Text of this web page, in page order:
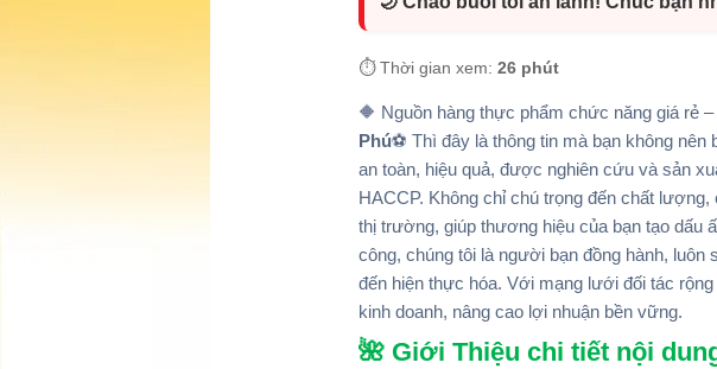
⏱️ Thời gian xem: 26 phút
🔶 Nguồn hàng thực phẩm chức năng giá rẻ
Phú⚽ Thì đây là thông tin mà bạn không
an toàn, hiệu quả, được nghiên cứu và sản
HACCP. Không chỉ chú trọng đến chất
thị trường, giúp thương hiệu của bạn tạo dấu
công, chúng tôi là người bạn đồng hành,
đến hiện thực hóa. Với mạng lưới đối tác
kinh doanh, nâng cao lợi nhuận bền vững.
🌺 Giới Thiệu chi tiết nội